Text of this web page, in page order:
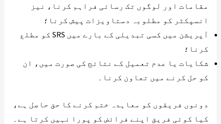
مقامات اور لوگوں تک رسائی فراہم کرنا، نیز
انسپکٹر کو مطلوبہ دستاویزات پیش کرنا؛
آپریشن میں کسی تبدیلی کے بارے میں SRS کو مطلع
کرنا؛
شکایات یا عدم تعمیل کے نتائج کی صورت میں، ان
کو حل کرنے میں تعاون کرنا۔
دونوں فریقوں کو معاہدہ ختم کرنے کا حق حاصل ہے،
کیا کوئی فریق اپنے فرائض کو پورا نہیں کرتا ہے۔